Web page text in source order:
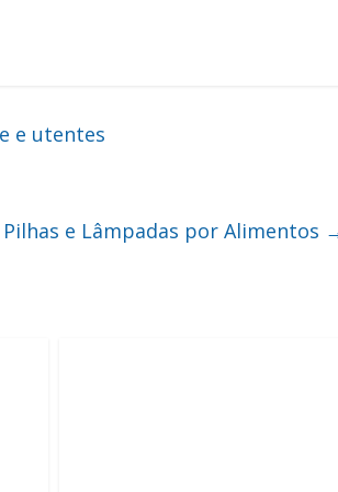
e utentes
Pilhas e Lâmpadas por Alimentos